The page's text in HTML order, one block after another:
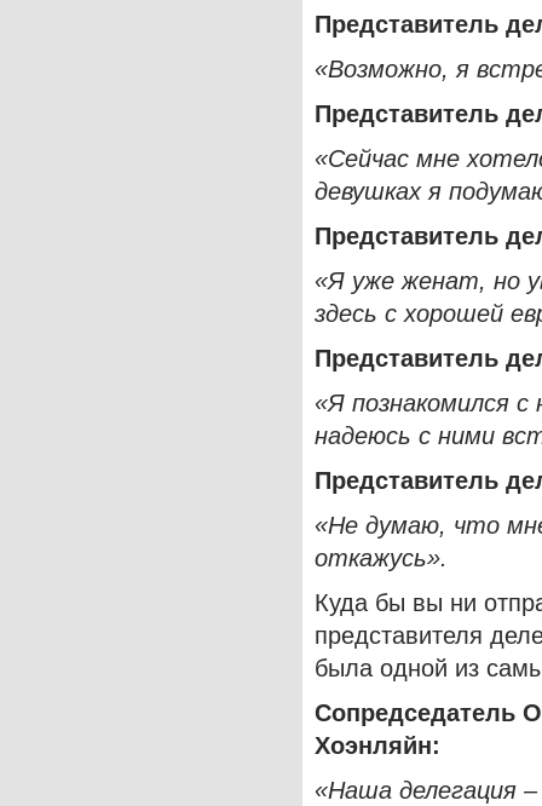
Представитель
«Возможно, я
Представитель
«Сейчас мне
девушках я
Представитель
«Я уже женат, но
здесь с хорошей
Представитель
«Я познакомился
надеюсь с ними
Представитель
«Не думаю, что
откажусь».
Куда бы вы ни
представителя
была одной из
Сопредседатель
Хоэнляйн:
«Наша делегация